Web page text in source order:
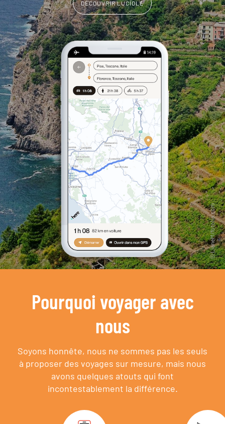
DÉCOUVRIR LUCIOLE
Pourquoi voyager avec
nous
Soyons honnête, nous ne sommes pas les seuls
à proposer des voyages sur mesure, mais nous
avons quelques atouts qui font
incontestablement la différence.